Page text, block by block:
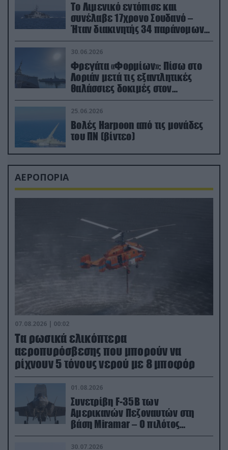
Το Λιμενικό εντόπισε και
συνέλαβε 17χρονο Σουδανό –
Ήταν διακινητής 34 παράνομων
μεταναστών
30.06.2026
Φρεγάτα «Φορμίων»: Πίσω στο
Λοριάν μετά τις εξαντλητικές
θαλάσσιες δοκιμές στον
απαιτητικό Βισκαϊκό
25.06.2026
Βολές Harpoon από τις μονάδες
του ΠΝ (βίντεο)
ΑΕΡΟΠΟΡΙΑ
07.08.2026 | 00:02
Τα ρωσικά ελικόπτερα
αεροπυρόσβεσης που μπορούν να
ρίχνουν 5 τόνους νερού με 8 μποφόρ
01.08.2026
Συνετρίβη F-35B των
Αμερικανών Πεζοναυτών στη
βάση Miramar – Ο πιλότος
εκτινάχθηκε εγκαίρως
30.07.2026